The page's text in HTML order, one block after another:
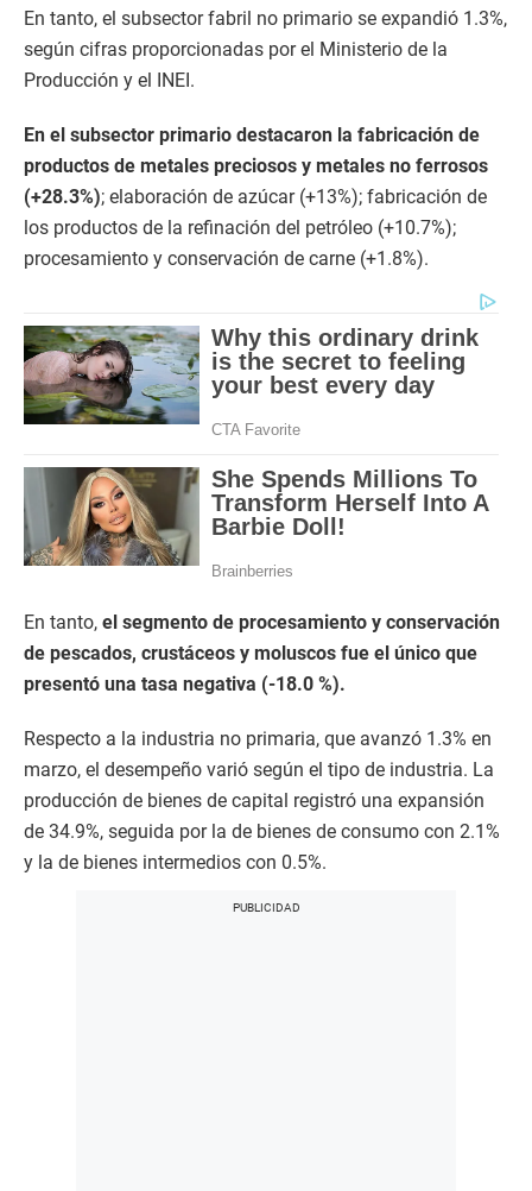
En tanto, el subsector fabril no primario se expandió 1.3%,
según cifras proporcionadas por el Ministerio de la
Producción y el INEI.
En el subsector primario destacaron la fabricación de
productos de metales preciosos y metales no ferrosos
(+28.3%); elaboración de azúcar (+13%); fabricación de
los productos de la refinación del petróleo (+10.7%);
procesamiento y conservación de carne (+1.8%).
En tanto, el segmento de procesamiento y conservación
de pescados, crustáceos y moluscos fue el único que
presentó una tasa negativa (-18.0 %).
Respecto a la industria no primaria, que avanzó 1.3% en
marzo, el desempeño varió según el tipo de industria. La
producción de bienes de capital registró una expansión
de 34.9%, seguida por la de bienes de consumo con 2.1%
y la de bienes intermedios con 0.5%.